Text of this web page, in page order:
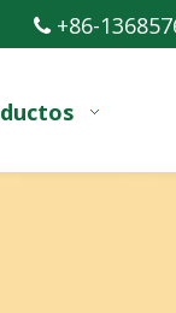
 +86-